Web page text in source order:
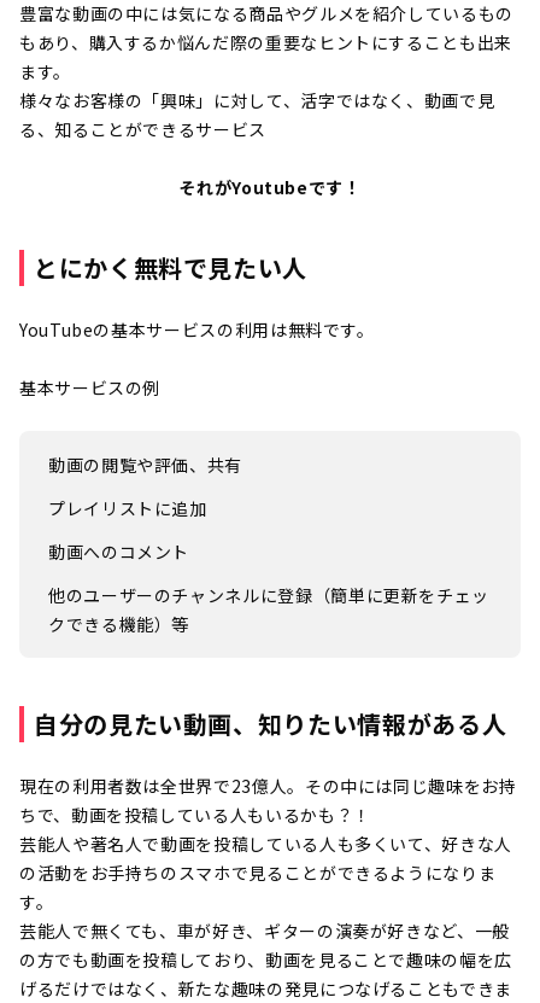
豊富な動画の中には気になる商品やグルメを紹介しているもの
もあり、購入するか悩んだ際の重要なヒントにすることも出来
ます。
様々なお客様の「興味」に対して、活字ではなく、動画で見
る、知ることができるサービス
それがYoutubeです！
とにかく無料で見たい人
YouTubeの基本サービスの利用は無料です。
基本サービスの例
動画の閲覧や評価、共有
プレイリストに追加
動画へのコメント
他のユーザーのチャンネルに登録（簡単に更新をチェッ
クできる機能）等
自分の見たい動画、知りたい情報がある人
現在の利用者数は全世界で23億人。その中には同じ趣味をお持
ちで、動画を投稿している人もいるかも？！
芸能人や著名人で動画を投稿している人も多くいて、好きな人
の活動をお手持ちのスマホで見ることができるようになりま
す。
芸能人で無くても、車が好き、ギターの演奏が好きなど、一般
の方でも動画を投稿しており、動画を見ることで趣味の幅を広
げるだけではなく、新たな趣味の発見につなげることもできま